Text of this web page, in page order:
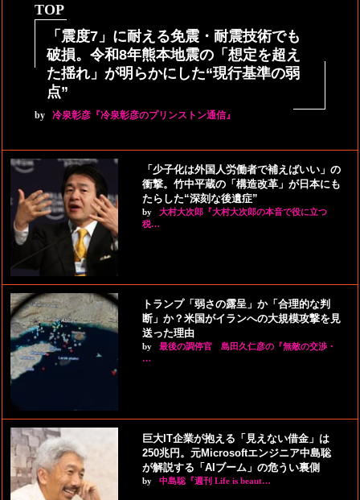
TOP
「震度7」に耐える免震・耐震技術でも
破損。令和8年熊本地震の「想定を超え
た揺れ」が明らかにした“現行基準の弱
点”
by 冷泉彰彦『冷泉彰彦のプリンストン通信』
「少子化は外国人労働者で補えばいい」の
衝撃。竹中平蔵の「構造改革」が日本にも
たらした“深刻な後遺症”
by
大村大次郎『大村大次郎の本音で役に立つ
税…
トランプ「弱さの露呈」か「合理的な判
断」か？米国がイランへの大規模攻撃を見
送った理由
by
最後の調停官 島田久仁彦の『無敵の交渉・
…
巨大IT企業が抱える「見えない借金」は
250兆円。元Microsoftエンジニア中島聡
が解説する「AIブーム」の危うい裏側
by 中島聡『週刊 Life is beaut…